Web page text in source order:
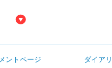
ントページ ダイア